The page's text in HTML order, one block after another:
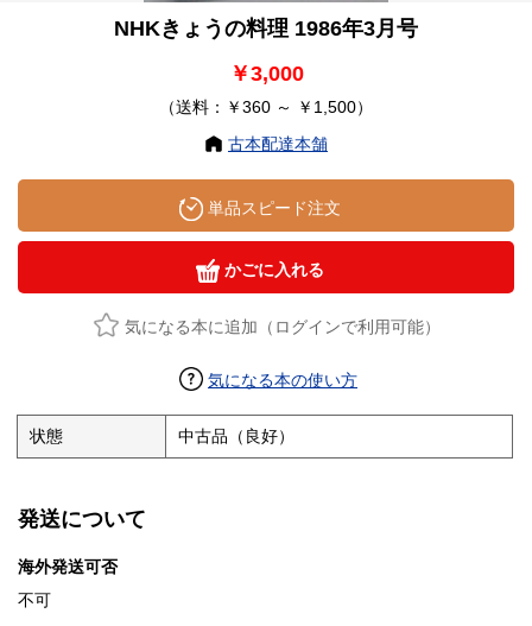
NHKきょうの料理 1986年3月号
￥3,000
（送料：￥360 ～ ￥1,500）
古本配達本舗
単品スピード注文
かごに入れる
気になる本に追加（ログインで利用可能）
気になる本の使い方
状態 中古品（良好）
発送について
海外発送可否
不可